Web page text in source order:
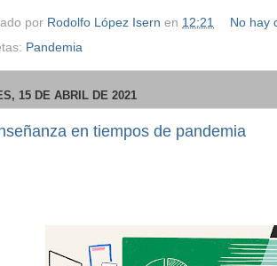
por Rodolfo López Isern en 12:21
No hay
Pandemia
15 DE ABRIL DE 2021
en tiempos de pandemia